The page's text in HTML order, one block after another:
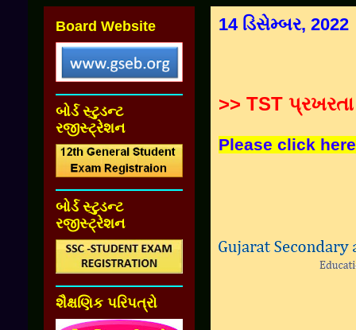
14 ડિસેમ્બર, 2022
>> TST
Please click
Board Website
બોર્ડ સ્ટુડન્ટ
રજીસ્ટ્રેશન
બોર્ડ સ્ટુડન્ટ
રજીસ્ટ્રેશન
શૈક્ષણિક પરિપત્રો